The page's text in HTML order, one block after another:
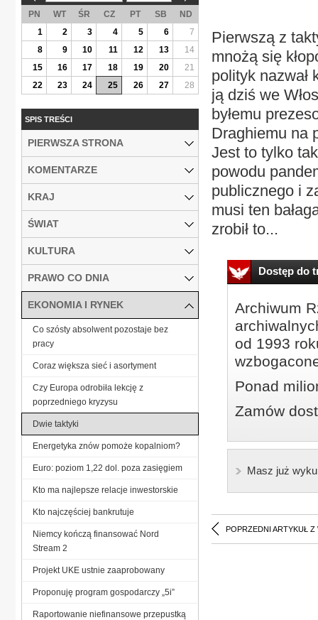
Pierwszą z
mnożą się
polityk nazwał
ją dziś we
byłemu
Draghiemu na
Jest to tylko
powodu
publicznego i
musi ten
zrobił to...
Dostęp do
Archiwum
od 1993
Ponad
Zamów
Masz już
POPRZEDNI ARTYKUŁ Z
PN WT ŚR CZ PT SB
ND
1
2 3 4 5 6
7
8
9 10 11 12 13
14
15
16 17 18 19 20
21
22
23 24 25 26 27 28
SPIS TREŚCI
PIERWSZA STRONA
KOMENTARZE
KRAJ
ŚWIAT
KULTURA
PRAWO CO DNIA
EKONOMIA I RYNEK
Co szósty absolwent pozostaje bez
pracy
Coraz większa sieć i asortyment
Czy Europa odrobiła lekcję z
poprzedniego kryzysu
Dwie taktyki
Energetyka znów pomoże kopalniom?
Euro: poziom 1,22 dol. poza zasięgiem
Kto ma najlepsze relacje inwestorskie
Kto najczęściej bankrutuje
Niemcy kończą finansować Nord
Stream 2
Projekt UKE ustnie zaaprobowany
Proponuję program gospodarczy „5i”
Raportowanie niefinansowe przepustką